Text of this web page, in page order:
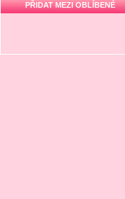
PŘIDAT MEZI OBLÍBENÉ